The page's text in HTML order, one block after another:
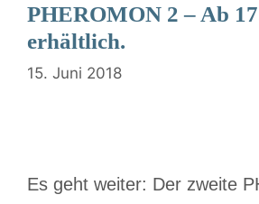
PHEROMON 2 – Ab
erhältlich.
15. Juni 2018
Es geht weiter: Der zweite